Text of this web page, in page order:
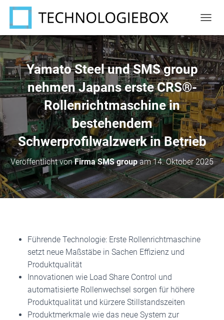
A
V
I
G
A
T
I
O
N
U
M
S
C
H
A
L
T
E
Yamato Steel und SMS group
nehmen Japans erste CRS®-
Rollenrichtmaschine in
bestehendem
Schwerprofilwalzwerk in Betrieb
Veröffentlicht vonFirma SMS groupam14. Oktober 2025
Führende Technologie: Erste Rollenrichtmaschine
setzt neue Maßstäbe in Sachen Effizienz und
Produktqualität
Innovationen wie Load Share Control und
automatisierte Rollenwechsel sorgen für höhere
Produktqualität und kürzere Stillstandszeiten
Produktmerkmale wie das neue System zur